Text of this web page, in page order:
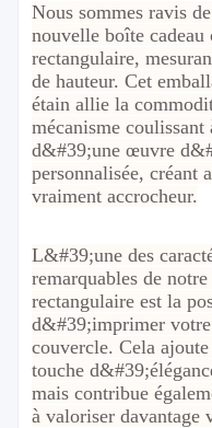
Nous sommes ravis
nouvelle boîte cadeau
rectangulaire,
de hauteur. Cet
étain allie la
mécanisme coulissant
d&#39;une œuvre
personnalisée, créant
vraiment accrocheur.
L&#39;une des
remarquables de
rectangulaire est la
d&#39;imprimer
couvercle. Cela
touche
mais contribue
à valoriser davantage